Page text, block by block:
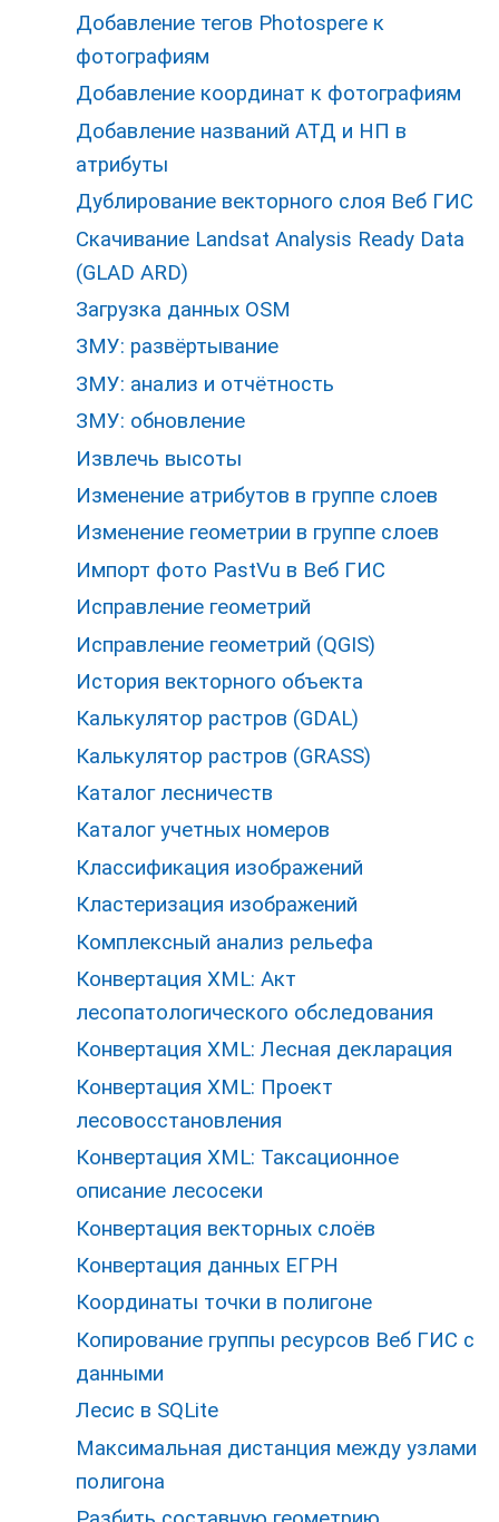
Добавление тегов Photospere к
фотографиям
Добавление координат к фотографиям
Добавление названий АТД и НП в
атрибуты
Дублирование векторного слоя Веб ГИС
Скачивание Landsat Analysis Ready Data
(GLAD ARD)
Загрузка данных OSM
ЗМУ: развёртывание
ЗМУ: анализ и отчётность
ЗМУ: обновление
Извлечь высоты
Изменение атрибутов в группе слоев
Изменение геометрии в группе слоев
Импорт фото PastVu в Веб ГИС
Исправление геометрий
Исправление геометрий (QGIS)
История векторного объекта
Калькулятор растров (GDAL)
Калькулятор растров (GRASS)
Каталог лесничеств
Каталог учетных номеров
Классификация изображений
Кластеризация изображений
Комплексный анализ рельефа
Конвертация XML: Акт
лесопатологического обследования
Конвертация XML: Лесная декларация
Конвертация XML: Проект
лесовосстановления
Конвертация XML: Таксационное
описание лесосеки
Конвертация векторных слоёв
Конвертация данных ЕГРН
Координаты точки в полигоне
Копирование группы ресурсов Веб ГИС с
данными
Лесис в SQLite
Максимальная дистанция между узлами
полигона